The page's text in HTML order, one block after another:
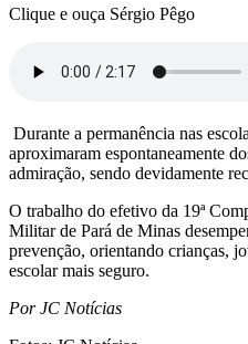
Clique e ouça Sérgio Pêgo
Durante a permanência nas
aproximaram espontaneamente
admiração, sendo devidamente
O trabalho do efetivo da 19ª
Militar de Pará de Minas
prevenção, orientando crianças,
escolar mais seguro.
Por JC Notícias